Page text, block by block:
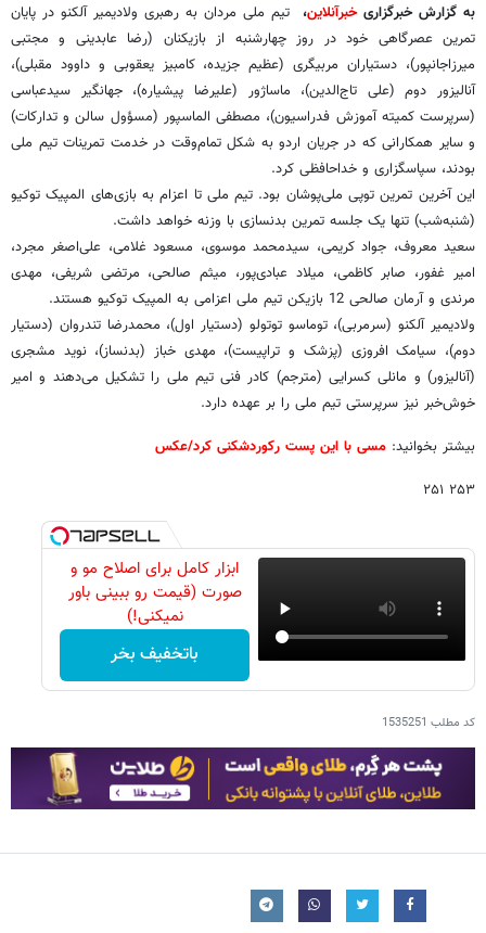
به گزارش خبرگزاریخبرآنلاین،
تیم ملی مردان به رهبری ولادیمیر آلکنو در پایان
تمرین عصرگاهی خود در روز چهارشنبه از بازیکنان (رضا عابدینی و مجتبی
میرزاجانپور)، دستیاران مربیگری (عظیم جزیده، کامبیز یعقوبی و داوود مقبلی)،
آنالیزور دوم (علی تاج‌الدین)، ماساژور (علیرضا پیشیاره)، جهانگیر سیدعباسی
(سرپرست کمیته آموزش فدراسیون)، مصطفی الماسپور (مسؤول سالن و تدارکات)
و سایر همکارانی که در جریان اردو به شکل تمام‌وقت در خدمت تمرینات تیم ملی
بودند، سپاسگزاری و خداحافظی کرد.
این آخرین تمرین توپی ملی‌پوشان بود. تیم ملی تا اعزام به بازی‌های المپیک توکیو
(شنبه‌شب) تنها یک جلسه تمرین بدنسازی با وزنه خواهد داشت.
سعید معروف، جواد کریمی، سیدمحمد موسوی، مسعود غلامی، علی‌اصغر مجرد،
امیر غفور، صابر کاظمی، میلاد عبادی‌پور، میثم صالحی، مرتضی شریفی، مهدی
مرندی و آرمان صالحی 12 بازیکن تیم ملی اعزامی به المپیک توکیو هستند.
ولادیمیر آلکنو (سرمربی)، توماسو توتولو (دستیار اول)، محمدرضا تندروان (دستیار
دوم)، سیامک افروزی (پزشک و تراپیست)، مهدی خباز (بدنساز)، نوید مشجری
(آنالیزور) و مانلی کسرایی (مترجم) کادر فنی تیم ملی را تشکیل می‌دهند و امیر
خوش‌خبر نیز سرپرستی تیم ملی را بر عهده دارد.
بیشتر بخوانید: مسی با این پست رکوردشکنی کرد/عکس
۲۵۳ ۲۵۱
ابزار کامل برای اصلاح مو و
صورت (قیمت رو ببینی باور
نمیکنی!)
باتخفیف بخر
کد مطلب 1535251